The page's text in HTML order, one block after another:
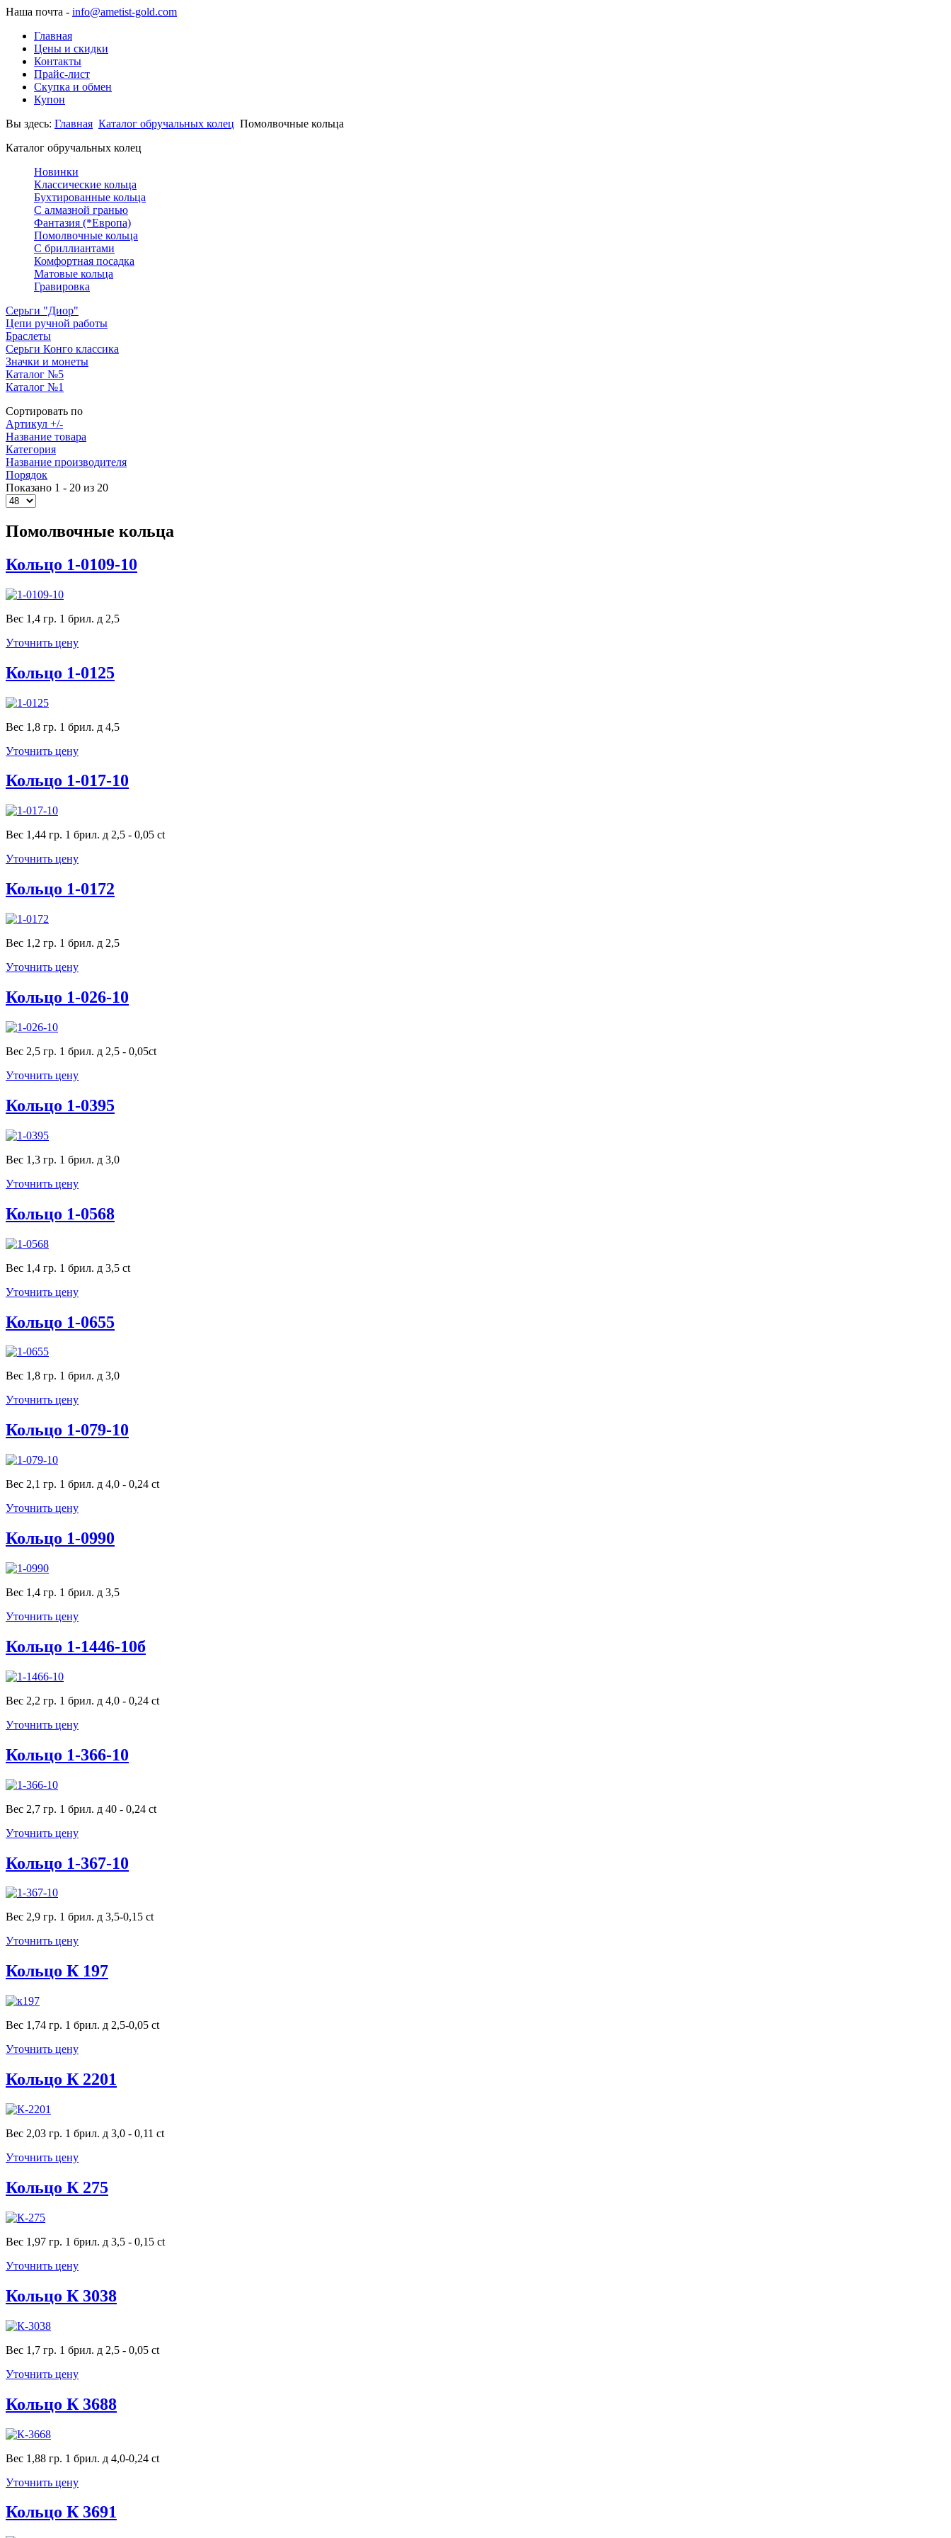
Наша почта - info@ametist-gold.com
Главная
Цены и скидки
Контакты
Прайс-лист
Скупка и обмен
Купон
Вы здесь: Главная Каталог обручальных колец Помолвочные кольца
Каталог обручальных колец
Новинки
Классические кольца
Бухтированные кольца
С алмазной гранью
Фантазия (*Европа)
Помолвочные кольца
С бриллиантами
Комфортная посадка
Матовые кольца
Гравировка
Серьги "Диор"
Цепи ручной работы
Браслеты
Серьги Конго классика
Значки и монеты
Каталог №5
Каталог №1
Сортировать по
Артикул +/-
Название товара
Категория
Название производителя
Порядок
Показано 1 - 20 из 20
Помолвочные кольца
Кольцо 1-0109-10
Вес 1,4 гр. 1 брил. д 2,5
Уточнить цену
Кольцо 1-0125
Вес 1,8 гр. 1 брил. д 4,5
Уточнить цену
Кольцо 1-017-10
Вес 1,44 гр. 1 брил. д 2,5 - 0,05 ct
Уточнить цену
Кольцо 1-0172
Вес 1,2 гр. 1 брил. д 2,5
Уточнить цену
Кольцо 1-026-10
Вес 2,5 гр. 1 брил. д 2,5 - 0,05ct
Уточнить цену
Кольцо 1-0395
Вес 1,3 гр. 1 брил. д 3,0
Уточнить цену
Кольцо 1-0568
Вес 1,4 гр. 1 брил. д 3,5 ct
Уточнить цену
Кольцо 1-0655
Вес 1,8 гр. 1 брил. д 3,0
Уточнить цену
Кольцо 1-079-10
Вес 2,1 гр. 1 брил. д 4,0 - 0,24 ct
Уточнить цену
Кольцо 1-0990
Вес 1,4 гр. 1 брил. д 3,5
Уточнить цену
Кольцо 1-1446-10б
Вес 2,2 гр. 1 брил. д 4,0 - 0,24 ct
Уточнить цену
Кольцо 1-366-10
Вес 2,7 гр. 1 брил. д 40 - 0,24 ct
Уточнить цену
Кольцо 1-367-10
Вес 2,9 гр. 1 брил. д 3,5-0,15 ct
Уточнить цену
Кольцо К 197
Вес 1,74 гр. 1 брил. д 2,5-0,05 ct
Уточнить цену
Кольцо К 2201
Вес 2,03 гр. 1 брил. д 3,0 - 0,11 ct
Уточнить цену
Кольцо К 275
Вес 1,97 гр. 1 брил. д 3,5 - 0,15 ct
Уточнить цену
Кольцо К 3038
Вес 1,7 гр. 1 брил. д 2,5 - 0,05 ct
Уточнить цену
Кольцо К 3688
Вес 1,88 гр. 1 брил. д 4,0-0,24 ct
Уточнить цену
Кольцо К 3691